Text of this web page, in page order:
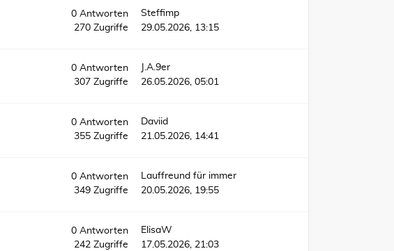
0Antworten
270Zugriffe
Steffimp
29.05.2026, 13:15
0Antworten
307Zugriffe
J.A.9er
26.05.2026, 05:01
0Antworten
355Zugriffe
Daviid
21.05.2026, 14:41
0Antworten
349Zugriffe
Lauffreund für immer
20.05.2026, 19:55
0Antworten
242Zugriffe
ElisaW
17.05.2026, 21:03